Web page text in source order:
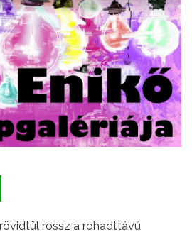
rossz a rohadttávú